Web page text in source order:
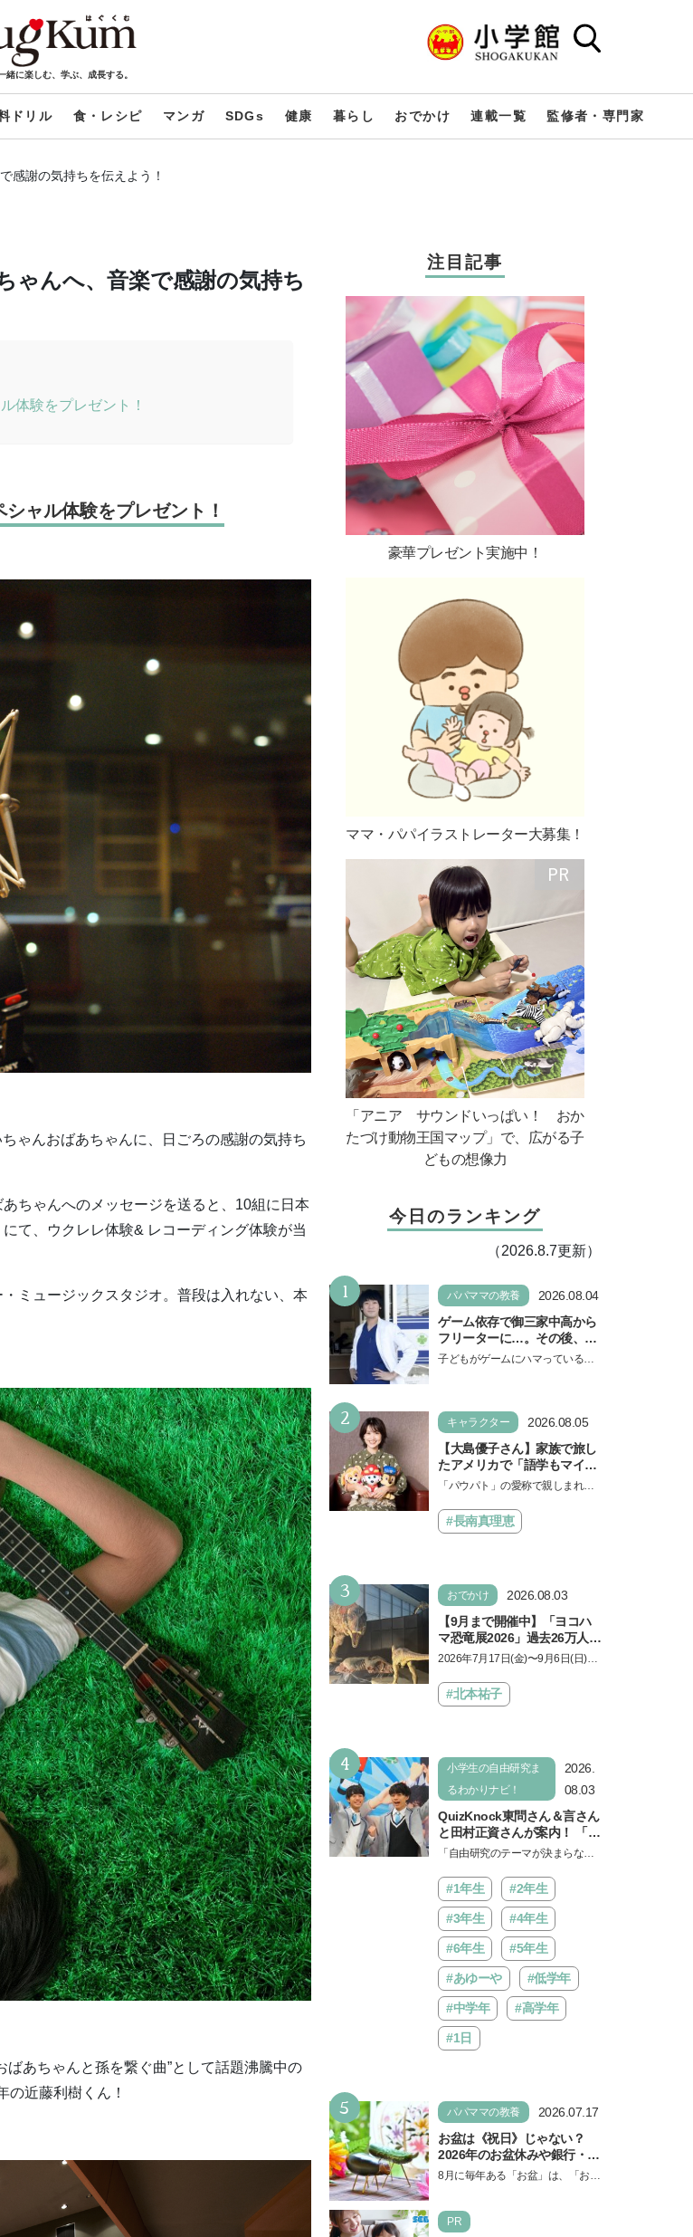
緒に楽しむ、学ぶ、成長する。
ドリル 食・レシピ マンガ SDGs 健康 暮らし おでかけ 連載一覧 監修者・専門家
感謝の気持ちを伝えよう！
ゃんへ、音楽で感謝の気持ち
体験をプレゼント！
ャル体験をプレゼント！
ゃんおばあちゃんに、日ごろの感謝の気持ち
ちゃんへのメッセージを送ると、10組に日本
て、ウクレレ体験& レコーディング体験が当
ミュージックスタジオ。普段は入れない、本
あちゃんと孫を繋ぐ曲”として話題沸騰中の
の近藤利樹くん！
注目記事
豪華プレゼント実施中！
ママ・パパイラストレーター大募集！
「アニア サウンドいっぱい！ おか
たづけ動物王国マップ」で、広がる子
どもの想像力
今日のランキング
（2026.8.7更新）
1 パパママの教養
2026.08.04
ゲーム依存で御三家中高から
フリーターに…。その後、医
学部へ逆転合格した現役医師
子どもがゲームにハマっている
2 キャラクター
2026.08.05
【大島優子さん】家族で旅し
たアメリカで「語学もマイン
ドも！ 子どもの成長はすごか
『パウ・パトロール ザ・ダイ
ノ・ムービー』ではあきらめ
「パウパト」の愛称で親しまれる
の劇場版シリーズ第3弾、映画『パ
ウ・パトロール ザ…
#長南真理恵
3 おでかけ
2026.08.03
【9月まで開催中】「ヨコハ
マ恐竜展2026」過去26万人を
動員した恐竜展が9年ぶりに
しむポイントを完全ガイド
2026年7月17日(金)〜9月6日(日)、
「ヨコハマ恐竜展2026〜恐竜の食
卓大図鑑〜」が開催…
#北本祐子
4
小学生の自由研究ま
るわかりナビ！
2026.
08.03
QuizKnock東問さん＆言さん
と田村正資さんが案内！ 「よ
みうりランド」で遊びながら
ントが開催
「自由研究のテーマが決まらな
ントをくれるイベントが、よみう
りランド「グッジョバ!!…
#1年生 #2年生
#3年生 #4年生
#6年生 #5年生
#あゆーや #低学年
#中学年 #高学年
#1日
5 パパママの教養
2026.07.17
お盆は《祝日》じゃない？
2026年のお盆休みや銀行・役
所の営業や交通機関情報も紹
8月に毎年ある「お盆」は、「お盆
ずは2026年のお盆…
PR